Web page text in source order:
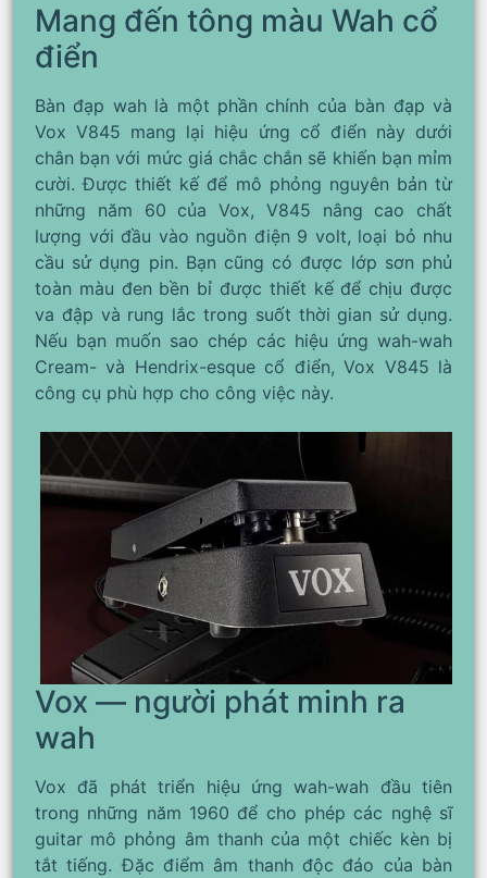
Mang đến tông màu Wah cổ
điển
Bàn đạp wah là một phần chính của bàn đạp và
Vox V845 mang lại hiệu ứng cổ điển này dưới
chân bạn với mức giá chắc chắn sẽ khiến bạn mỉm
cười. Được thiết kế để mô phỏng nguyên bản từ
những năm 60 của Vox, V845 nâng cao chất
lượng với đầu vào nguồn điện 9 volt, loại bỏ nhu
cầu sử dụng pin. Bạn cũng có được lớp sơn phủ
toàn màu đen bền bỉ được thiết kế để chịu được
va đập và rung lắc trong suốt thời gian sử dụng.
Nếu bạn muốn sao chép các hiệu ứng wah-wah
Cream- và Hendrix-esque cổ điển, Vox V845 là
công cụ phù hợp cho công việc này.
Vox — người phát minh ra
wah
Vox đã phát triển hiệu ứng wah-wah đầu tiên
trong những năm 1960 để cho phép các nghệ sĩ
guitar mô phỏng âm thanh của một chiếc kèn bị
tắt tiếng. Đặc điểm âm thanh độc đáo của bàn